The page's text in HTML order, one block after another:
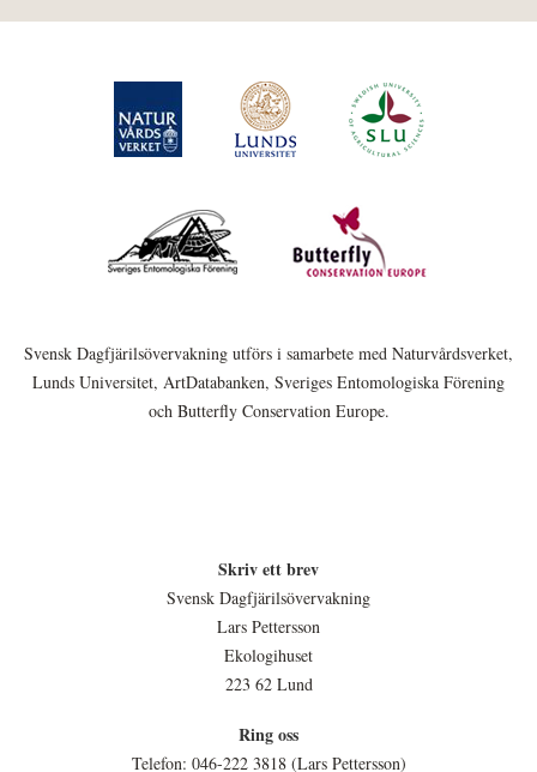
Svensk Dagfjärilsövervakning utförs i samarbete med Naturvårdsverket,
Lunds Universitet, ArtDatabanken, Sveriges Entomologiska Förening
och Butterfly Conservation Europe.
Skriv ett brev
Svensk Dagfjärilsövervakning
Lars Pettersson
Ekologihuset
223 62 Lund
Ring oss
Telefon: 046-222 3818 (Lars Pettersson)